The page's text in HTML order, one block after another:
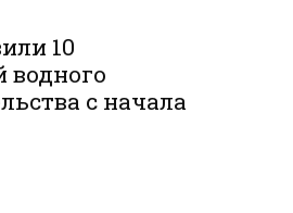
10
с начала